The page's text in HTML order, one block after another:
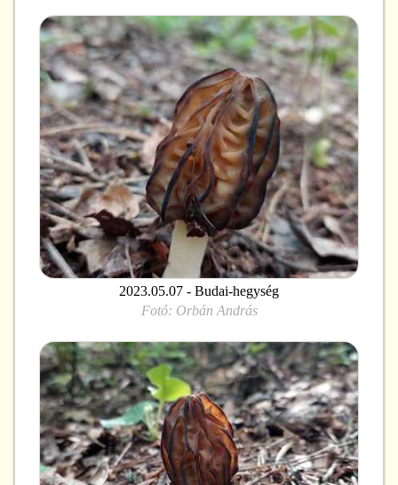
2023.05.07 - Budai-hegység
Fotó: Orbán András